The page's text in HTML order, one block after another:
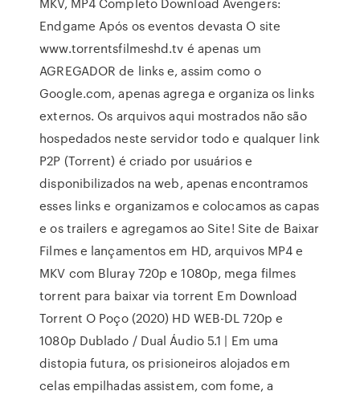
Endgame Após os eventos devasta O site
www.torrentsfilmeshd.tv é apenas um
AGREGADOR de links e, assim como o
Google.com, apenas agrega e organiza os links
externos. Os arquivos aqui mostrados não são
hospedados neste servidor todo e qualquer link
P2P (Torrent) é criado por usuários e
disponibilizados na web, apenas encontramos
esses links e organizamos e colocamos as capas
e os trailers e agregamos ao Site! Site de Baixar
Filmes e lançamentos em HD, arquivos MP4 e
MKV com Bluray 720p e 1080p, mega filmes
torrent para baixar via torrent Em Download
Torrent O Poço (2020) HD WEB-DL 720p e
1080p Dublado / Dual Áudio 5.1 | Em uma
distopia futura, os prisioneiros alojados em
celas empilhadas assistem, com fome, a